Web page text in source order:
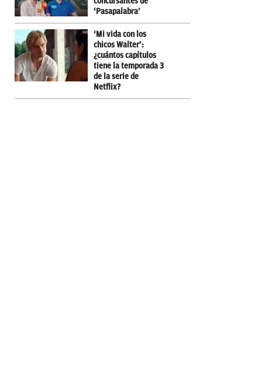
‘Pasapalabra’
‘Mi vida con los
chicos Walter’:
¿cuántos capítulos
tiene la temporada 3
de la serie de
Netflix?